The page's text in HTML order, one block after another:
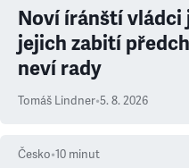
Noví íránští vládci
jejich zabití
neví rady
Tomáš Lindner•5. 8. 2026
Česko•10 minut